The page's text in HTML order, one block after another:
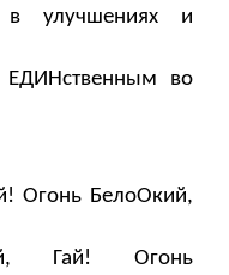
улучшениях и
во
Огонь БелоОкий,
Гай! Огонь